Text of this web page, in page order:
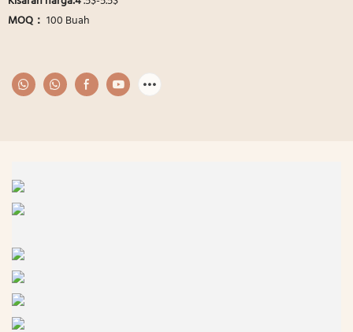
MOQ： 100 Buah